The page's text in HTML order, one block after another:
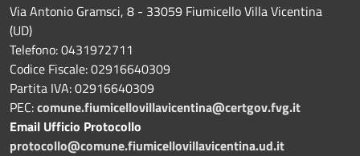
Via Antonio Gramsci, 8 - 33059 Fiumicello Villa Vicentina
(UD)
Telefono: 0431972711
Codice Fiscale: 02916640309
Partita IVA: 02916640309
PEC:comune.fiumicellovillavicentina@certgov.fvg.it
Email Ufficio Protocollo
protocollo@comune.fiumicellovillavicentina.ud.it